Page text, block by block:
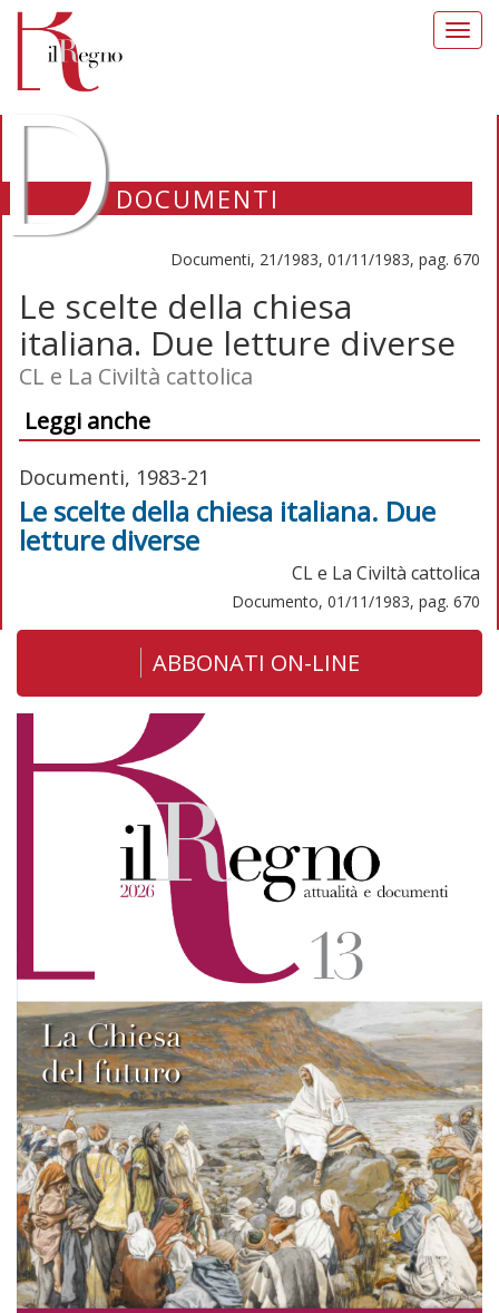
DOCUMENTI
Documenti, 21/1983, 01/11/1983, pag. 670
Le scelte della chiesa
italiana. Due letture diverse
CL e La Civiltà cattolica
Leggi anche
Documenti, 1983-21
Le scelte della chiesa italiana. Due
letture diverse
CL e La Civiltà cattolica
Documento, 01/11/1983, pag. 670
ABBONATI ON-LINE